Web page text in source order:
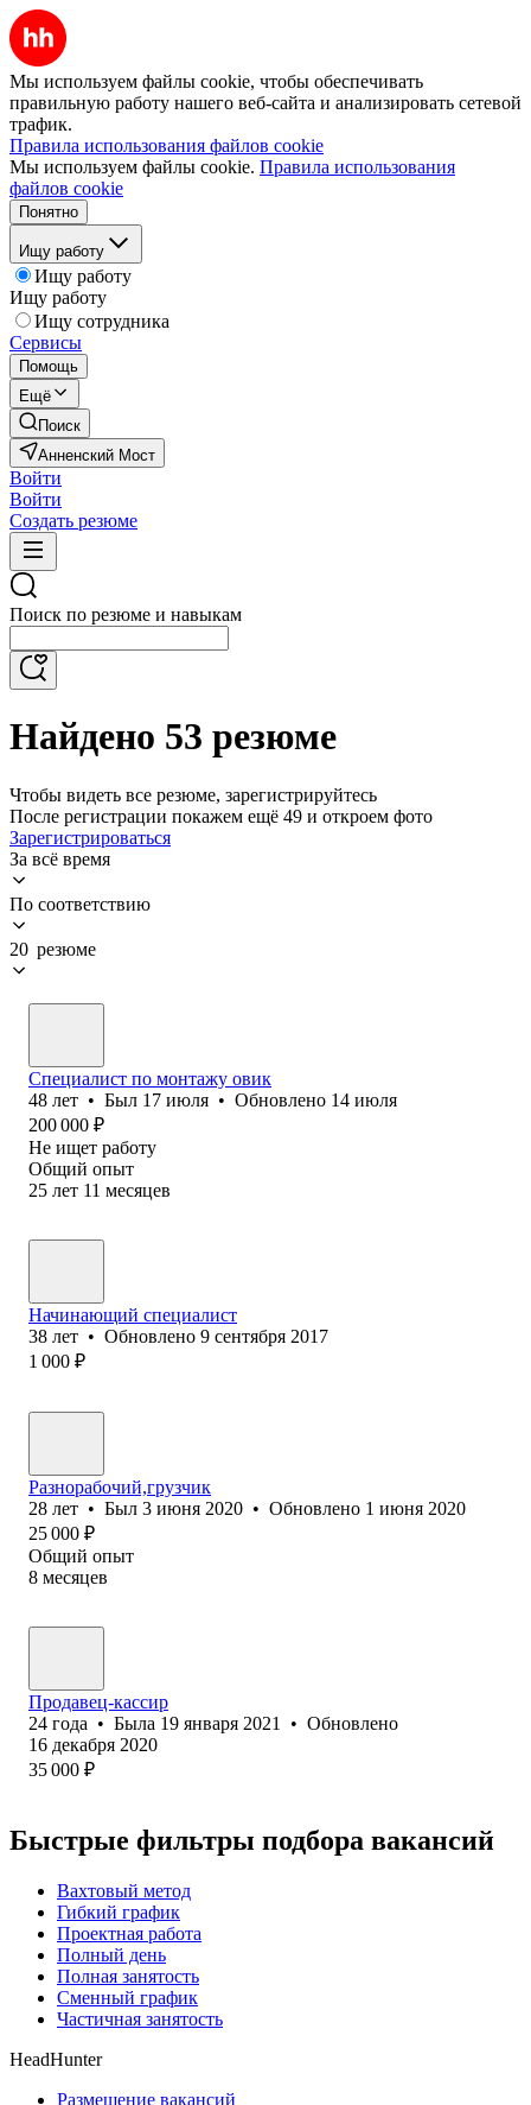
Мы используем файлы cookie, чтобы обеспечивать
правильную работу нашего веб-сайта и анализировать сетевой
трафик.
Правила использования файлов cookie
Мы используем файлы cookie. Правила использования
файлов cookie
Понятно
Ищу работу
Ищу работу
Ищу работу
Ищу сотрудника
Сервисы
Помощь
Ещё
Поиск
Анненский Мост
Войти
Войти
Создать резюме
Поиск по резюме и навыкам
Найдено 53 резюме
Чтобы видеть все резюме, зарегистрируйтесь
После регистрации покажем ещё 49 и откроем фото
Зарегистрироваться
За всё время
По соответствию
20 резюме
Специалист по монтажу овик
48 лет • Был 17 июля • Обновлено 14 июля
200 000 ₽
Не ищет работу
Общий опыт
25 лет 11 месяцев
Начинающий специалист
38 лет • Обновлено 9 сентября 2017
1 000 ₽
Разнорабочий,грузчик
28 лет • Был 3 июня 2020 • Обновлено 1 июня 2020
25 000 ₽
Общий опыт
8 месяцев
Продавец-кассир
24 года • Была 19 января 2021 • Обновлено
16 декабря 2020
35 000 ₽
Быстрые фильтры подбора вакансий
Вахтовый метод
Гибкий график
Проектная работа
Полный день
Полная занятость
Сменный график
Частичная занятость
HeadHunter
Размещение вакансий